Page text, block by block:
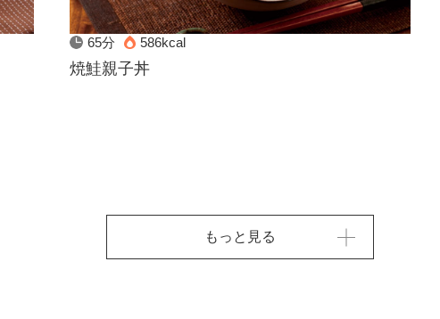
65分 586kcal
焼鮭親子丼
もっと見る